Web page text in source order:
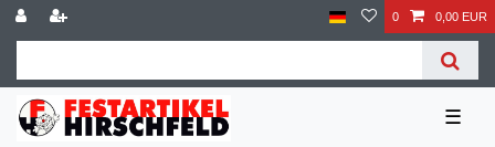
0 0,00 EUR
☰